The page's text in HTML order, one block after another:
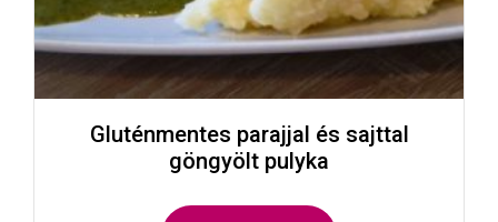
Gluténmentes parajjal és sajttal
göngyölt pulyka